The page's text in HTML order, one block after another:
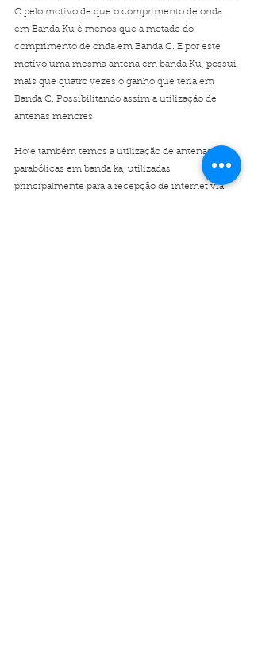
C pelo motivo de que o comprimento de onda
em Banda Ku é menos que a metade do
comprimento de onda em Banda C. E por este
motivo uma mesma antena em banda Ku, possui
mais que quatro vezes o ganho que teria em
Banda C. Possibilitando assim a utilização de
antenas menores.
Hoje também temos a utilização de antenas
parabólicas em banda ka, utilizadas
principalmente para a recepção de internet via